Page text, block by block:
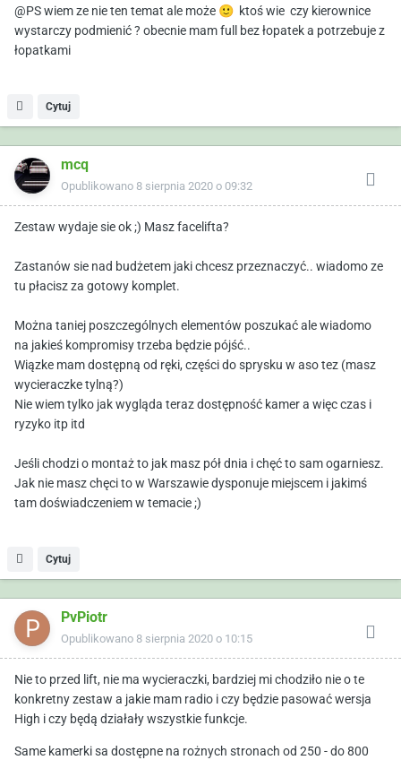
@PS wiem ze nie ten temat ale może 🙂 ktoś wie czy kierownice
wystarczy podmienić ? obecnie mam full bez łopatek a potrzebuje z
łopatkami
Cytuj
mcq
Opublikowano 8 sierpnia 2020 o 09:32
Zestaw wydaje sie ok ;) Masz facelifta?
Zastanów sie nad budżetem jaki chcesz przeznaczyć.. wiadomo ze
tu płacisz za gotowy komplet.
Można taniej poszczególnych elementów poszukać ale wiadomo
na jakieś kompromisy trzeba będzie pójść..
Wiązke mam dostępną od ręki, części do sprysku w aso tez (masz
wycieraczke tylną?)
Nie wiem tylko jak wygląda teraz dostępność kamer a więc czas i
ryzyko itp itd
Jeśli chodzi o montaż to jak masz pół dnia i chęć to sam ogarniesz.
Jak nie masz chęci to w Warszawie dysponuje miejscem i jakimś
tam doświadczeniem w temacie ;)
Cytuj
PvPiotr
Opublikowano 8 sierpnia 2020 o 10:15
Nie to przed lift, nie ma wycieraczki, bardziej mi chodziło nie o te
konkretny zestaw a jakie mam radio i czy będzie pasować wersja
High i czy będą działały wszystkie funkcje.
Same kamerki sa dostępne na rożnych stronach od 250 - do 800